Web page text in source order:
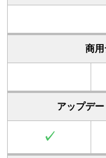
商
アップデ
✓